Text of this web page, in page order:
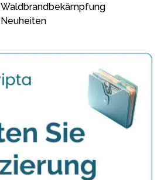
Waldbrandbekämpfung
Neuheiten